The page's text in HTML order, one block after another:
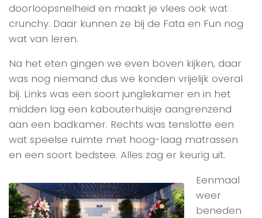
doorloopsnelheid en maakt je vlees ook wat
crunchy. Daar kunnen ze bij de Fata en Fun nog
wat van leren.
Na het eten gingen we even boven kijken, daar
was nog niemand dus we konden vrijelijk overal
bij. Links was een soort junglekamer en in het
midden lag een kabouterhuisje aangrenzend
aan een badkamer. Rechts was tenslotte een
wat speelse ruimte met hoog-laag matrassen
en een soort bedstee. Alles zag er keurig uit.
Eenmaal
weer
beneden